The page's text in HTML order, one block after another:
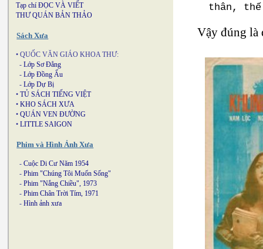
Tạp chí ĐỌC VÀ VIẾT
THƯ QUÁN BẢN THẢO
Sách Xưa
• QUỐC VĂN GIÁO KHOA THƯ:
- Lớp Sơ Đẳng
- Lớp Đồng Ấu
- Lớp Dự Bị
• TỦ SÁCH TIẾNG VIỆT
• KHO SÁCH XƯA
• QUÁN VEN ĐƯỜNG
• LITTLE SAIGON
Phim và Hình Ảnh Xưa
- Cuộc Di Cư Năm 1954
- Phim "Chúng Tôi Muốn Sống"
- Phim "Nắng Chiều", 1973
- Phim Chân Trời Tím, 1971
- Hình ảnh xưa
thân,
Vậy đúng là